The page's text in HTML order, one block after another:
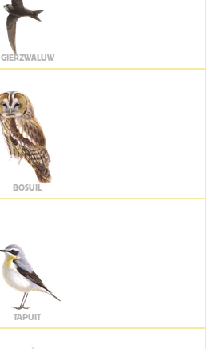
GIERZWALUW
BOSUIL
TAPUIT